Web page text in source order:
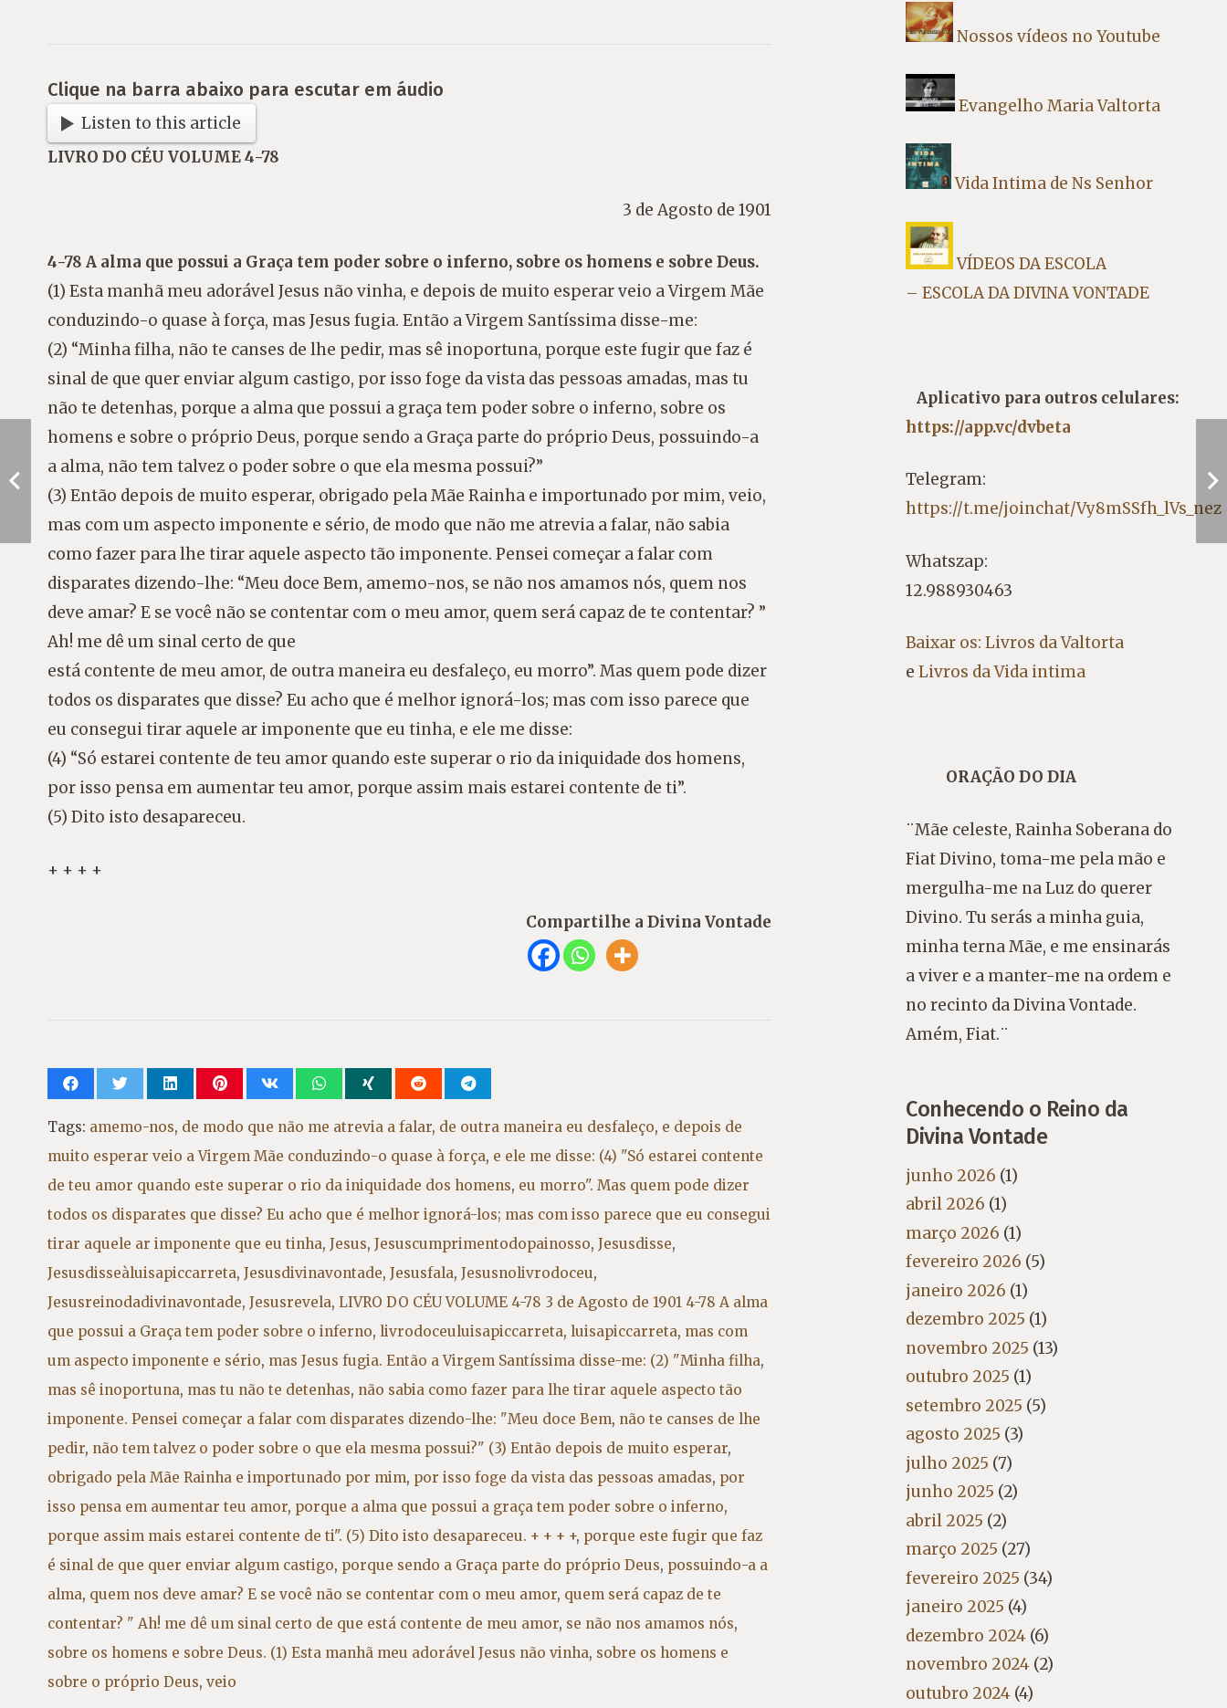
Clique na barra abaixo para escutar em áudio
Listen to this article
LIVRO DO CÉU VOLUME 4-78
3 de Agosto de 1901
4-78 A alma que possui a Graça tem poder sobre o inferno, sobre os homens e sobre Deus.
(1) Esta manhã meu adorável Jesus não vinha, e depois de muito esperar veio a Virgem Mãe
conduzindo-o quase à força, mas Jesus fugia. Então a Virgem Santíssima disse-me:
(2) “Minha filha, não te canses de lhe pedir, mas sê inoportuna, porque este fugir que faz é
sinal de que quer enviar algum castigo, por isso foge da vista das pessoas amadas, mas tu
não te detenhas, porque a alma que possui a graça tem poder sobre o inferno, sobre os
homens e sobre o próprio Deus, porque sendo a Graça parte do próprio Deus, possuindo-a
a alma, não tem talvez o poder sobre o que ela mesma possui?”
(3) Então depois de muito esperar, obrigado pela Mãe Rainha e importunado por mim, veio,
mas com um aspecto imponente e sério, de modo que não me atrevia a falar, não sabia
como fazer para lhe tirar aquele aspecto tão imponente. Pensei começar a falar com
disparates dizendo-lhe: “Meu doce Bem, amemo-nos, se não nos amamos nós, quem nos
deve amar? E se você não se contentar com o meu amor, quem será capaz de te contentar? ”
Ah! me dê um sinal certo de que
está contente de meu amor, de outra maneira eu desfaleço, eu morro”. Mas quem pode dizer
todos os disparates que disse? Eu acho que é melhor ignorá-los; mas com isso parece que
eu consegui tirar aquele ar imponente que eu tinha, e ele me disse:
(4) “Só estarei contente de teu amor quando este superar o rio da iniquidade dos homens,
por isso pensa em aumentar teu amor, porque assim mais estarei contente de ti”.
(5) Dito isto desapareceu.
+ + + +
Compartilhe a Divina Vontade
Tags: amemo-nos, de modo que não me atrevia a falar, de outra maneira eu desfaleço, e depois de
muito esperar veio a Virgem Mãe conduzindo-o quase à força, e ele me disse: (4) "Só estarei contente
de teu amor quando este superar o rio da iniquidade dos homens, eu morro". Mas quem pode dizer
todos os disparates que disse? Eu acho que é melhor ignorá-los; mas com isso parece que eu consegui
tirar aquele ar imponente que eu tinha, Jesus, Jesuscumprimentodopainosso, Jesusdisse,
Jesusdisseàluisapiccarreta, Jesusdivinavontade, Jesusfala, Jesusnolivrodoceu,
Jesusreinodadivinavontade, Jesusrevela, LIVRO DO CÉU VOLUME 4-78 3 de Agosto de 1901 4-78 A alma
que possui a Graça tem poder sobre o inferno, livrodoceuluisapiccarreta, luisapiccarreta, mas com
um aspecto imponente e sério, mas Jesus fugia. Então a Virgem Santíssima disse-me: (2) "Minha filha,
mas sê inoportuna, mas tu não te detenhas, não sabia como fazer para lhe tirar aquele aspecto tão
imponente. Pensei começar a falar com disparates dizendo-lhe: "Meu doce Bem, não te canses de lhe
pedir, não tem talvez o poder sobre o que ela mesma possui?" (3) Então depois de muito esperar,
obrigado pela Mãe Rainha e importunado por mim, por isso foge da vista das pessoas amadas, por
isso pensa em aumentar teu amor, porque a alma que possui a graça tem poder sobre o inferno,
porque assim mais estarei contente de ti". (5) Dito isto desapareceu. + + + +, porque este fugir que faz
é sinal de que quer enviar algum castigo, porque sendo a Graça parte do próprio Deus, possuindo-a a
alma, quem nos deve amar? E se você não se contentar com o meu amor, quem será capaz de te
contentar? " Ah! me dê um sinal certo de que está contente de meu amor, se não nos amamos nós,
sobre os homens e sobre Deus. (1) Esta manhã meu adorável Jesus não vinha, sobre os homens e
sobre o próprio Deus, veio
Nossos vídeos no Youtube
Evangelho Maria Valtorta
Vida Intima de Ns Senhor
VÍDEOS DA ESCOLA
– ESCOLA DA DIVINA VONTADE
Aplicativo para outros celulares:
https://app.vc/dvbeta
Telegram:
https://t.me/joinchat/Vy8mSSfh_lVs_nez
Whatszap:
12.988930463
Baixar os: Livros da Valtorta
e Livros da Vida intima
ORAÇÃO DO DIA
¨Mãe celeste, Rainha Soberana do
Fiat Divino, toma-me pela mão e
mergulha-me na Luz do querer
Divino. Tu serás a minha guia,
minha terna Mãe, e me ensinarás
a viver e a manter-me na ordem e
no recinto da Divina Vontade.
Amém, Fiat.¨
Conhecendo o Reino da
Divina Vontade
junho 2026 (1)
abril 2026 (1)
março 2026 (1)
fevereiro 2026 (5)
janeiro 2026 (1)
dezembro 2025 (1)
novembro 2025 (13)
outubro 2025 (1)
setembro 2025 (5)
agosto 2025 (3)
julho 2025 (7)
junho 2025 (2)
abril 2025 (2)
março 2025 (27)
fevereiro 2025 (34)
janeiro 2025 (4)
dezembro 2024(6)
novembro 2024(2)
outubro 2024(4)